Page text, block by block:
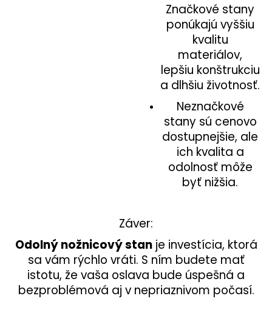
Značkové stany
ponúkajú vyššiu
kvalitu
materiálov,
lepšiu konštrukciu
a dlhšiu životnosť.
Neznačkové
stany sú cenovo
dostupnejšie, ale
ich kvalita a
odolnosť môže
byť nižšia.
Záver:
Odolný nožnicový stanje investícia, ktorá
sa vám rýchlo vráti. S ním budete mať
istotu, že vaša oslava bude úspešná a
bezproblémová aj v nepriaznivom počasí.